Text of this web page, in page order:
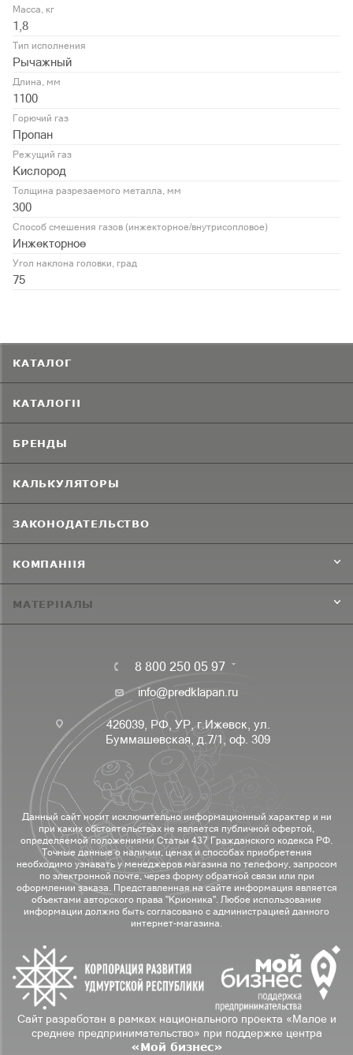
Масса, кг
1,8
Тип исполнения
Рычажный
Длина, мм
1100
Горючий газ
Пропан
Режущий газ
Кислород
Толщина разрезаемого металла, мм
300
Способ смешения газов (инжекторное/внутрисопловое)
Инжекторное
Угол наклона головки, град
75
КАТАЛОГ
КАТАЛОГИ
БРЕНДЫ
КАЛЬКУЛЯТОРЫ
ЗАКОНОДАТЕЛЬСТВО
КОМПАНИЯ
МАТЕРИАЛЫ
8 800 250 05 97
info@predklapan.ru
426039, РФ, УР, г.Ижевск, ул.
Буммашевская, д.7/1, оф. 309
Данный сайт носит исключительно информационный характер и ни
при каких обстоятельствах не является публичной офертой,
определяемой положениями Статьи 437 Гражданского кодекса РФ.
Точные данные о наличии, ценах и способах приобретения
необходимо узнавать у менеджеров магазина по телефону, запросом
по электронной почте, через форму обратной связи или при
оформлении заказа. Представленная на сайте информация является
объектами авторского права "Крионика". Любое использование
информации должно быть согласовано с администрацией данного
интернет-магазина.
Сайт разработан в рамках национального проекта «Малое и
среднее предпринимательство» при поддержке центра
«Мой бизнес»